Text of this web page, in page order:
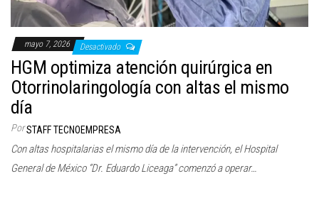
mayo 7, 2026 Desactivado
HGM optimiza atención quirúrgica en
Otorrinolaringología con altas el mismo
día
PorSTAFF TECNOEMPRESA
Con altas hospitalarias el mismo día de la intervención, el Hospital
General de México “Dr. Eduardo Liceaga” comenzó a operar…